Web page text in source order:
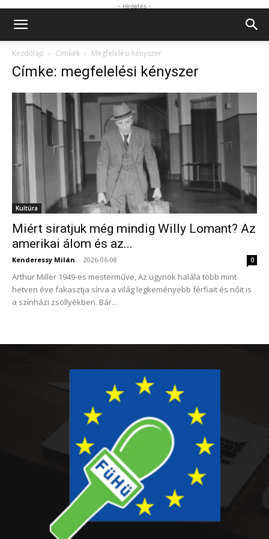
- Hirdetés -
Kezdőlap Címkék Megfelelési kényszer
Címke: megfelelési kényszer
Kultúra
Miért siratjuk még mindig Willy Lomant? Az
amerikai álom és az...
Kenderessy Milán - 2026-06-08 0
Arthur Miller 1949-es mesterműve, Az ügynök halála több mint
hetven éve fakasztja sírva a világ legkeményebb férfiait és nőit is
a színházi zsöllyékben. Bár...